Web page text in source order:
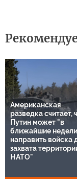
Американская
разведка считает,
Путин может "в
ближайшие недели
направить войска
захвата
НАТО"